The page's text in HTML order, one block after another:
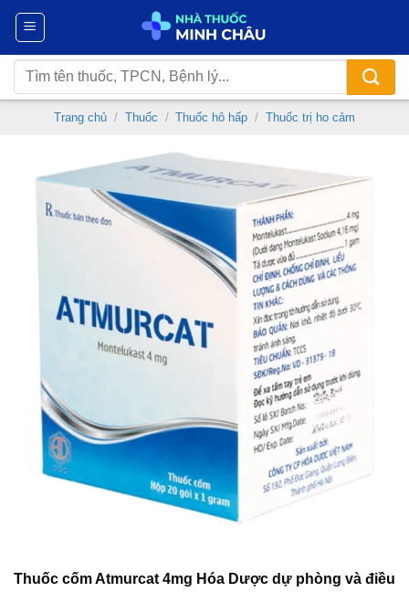
Chuyển
nội
dung
Tìm
kiếm:
Trang chủ / Thuốc / Thuốc hô hấp / Thuốc trị ho cảm
Thuốc cốm Atmurcat 4mg Hóa Dược dự phòng và điều